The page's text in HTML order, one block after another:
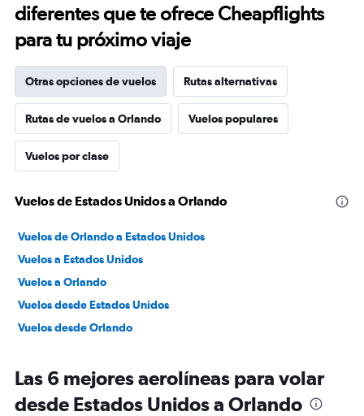
diferentes que te ofrece Cheapflights
para tu próximo viaje
Otras opciones de vuelos Rutas alternativas
Rutas de vuelos a Orlando Vuelos populares
Vuelos por clase
Vuelos de Estados Unidos a Orlando
Vuelos de Orlando a Estados Unidos
Vuelos a Estados Unidos
Vuelos a Orlando
Vuelos desde Estados Unidos
Vuelos desde Orlando
Las 6 mejores aerolíneas para volar
desde Estados Unidos a Orlando